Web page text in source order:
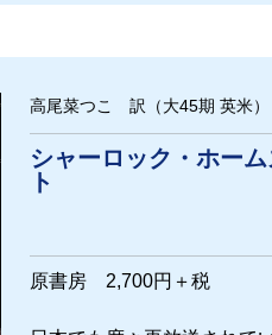
高尾菜つこ 訳（大45期 英米）
シャーロック・ホー
ト
原書房 2,700円＋税